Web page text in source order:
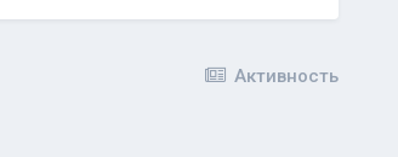
Активность